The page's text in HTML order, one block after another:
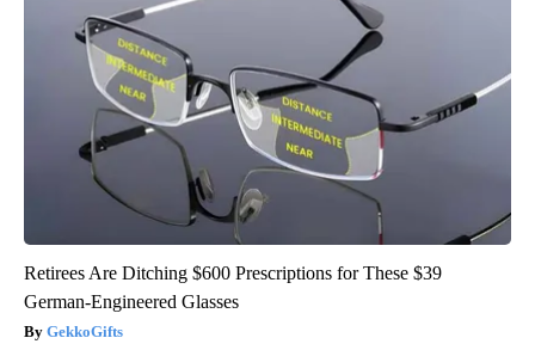
Retirees Are Ditching $600 Prescriptions for These $39
German-Engineered Glasses
GekkoGifts